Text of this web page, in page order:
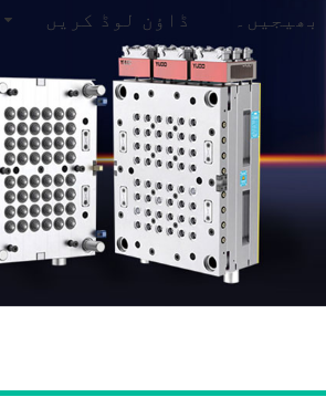
ڈاؤن لوڈ کریں بھیجیں۔